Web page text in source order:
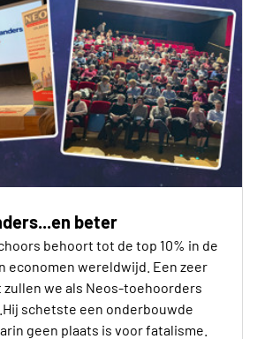
beter
behoort tot de top 10% in de
economen wereldwijd. Een zeer
zullen we als Neos-toehoorders
schetste een onderbouwde
geen plaats is voor fatalisme.